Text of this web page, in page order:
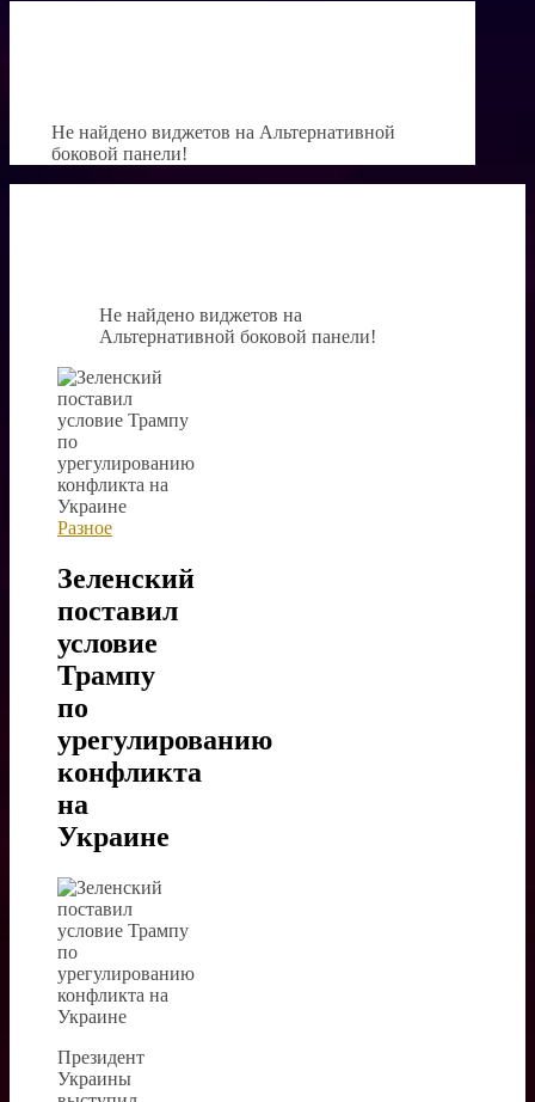
Не найдено виджетов на Альтернативной
боковой панели!
Не найдено виджетов на
Альтернативной боковой панели!
Разное
Зеленский
поставил
условие
Трампу
по
урегулированию
конфликта
на
Украине
Президент
Украины